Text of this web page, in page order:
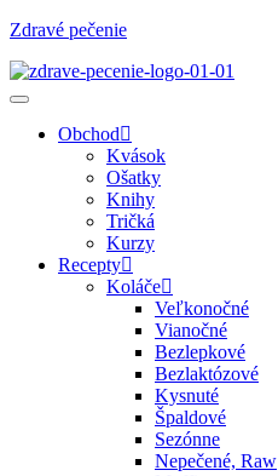
Zdravé pečenie
Obchod
Kvások
Ošatky
Knihy
Tričká
Kurzy
Recepty
Koláče
Veľkonočné
Vianočné
Bezlepkové
Bezlaktózové
Kysnuté
Špaldové
Sezónne
Nepečené, Raw